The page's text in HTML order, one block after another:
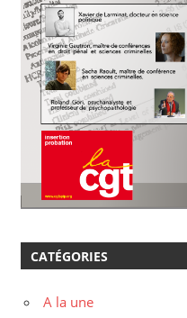
CATÉGORIES
A la une